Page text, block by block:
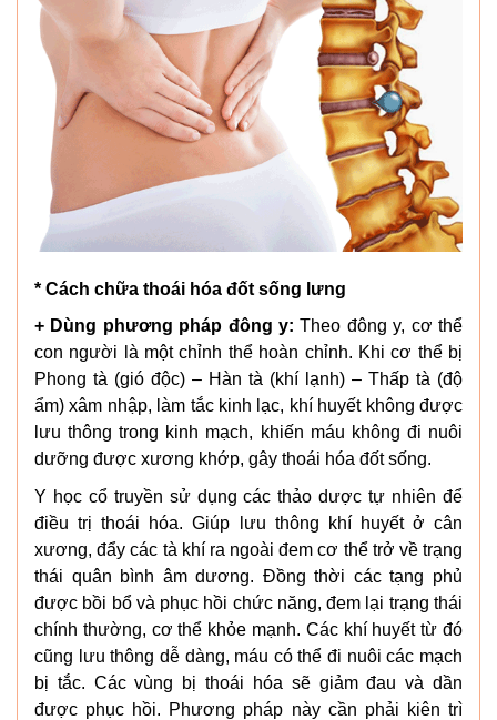
* Cách chữa thoái hóa đốt sống lưng
+ Dùng phương pháp đông y:Theo đông y, cơ thể
con người là một chỉnh thể hoàn chỉnh. Khi cơ thể bị
Phong tà (gió độc) – Hàn tà (khí lạnh) – Thấp tà (độ
ẩm) xâm nhập, làm tắc kinh lạc, khí huyết không được
lưu thông trong kinh mạch, khiến máu không đi nuôi
dưỡng được xương khớp, gây thoái hóa đốt sống.
Y học cổ truyền sử dụng các thảo dược tự nhiên để
điều trị thoái hóa. Giúp lưu thông khí huyết ở cân
xương, đẩy các tà khí ra ngoài đem cơ thể trở về trạng
thái quân bình âm dương. Đồng thời các tạng phủ
được bồi bổ và phục hồi chức năng, đem lại trạng thái
chính thường, cơ thể khỏe mạnh. Các khí huyết từ đó
cũng lưu thông dễ dàng, máu có thể đi nuôi các mạch
bị tắc. Các vùng bị thoái hóa sẽ giảm đau và dần
được phục hồi. Phương pháp này cần phải kiên trì